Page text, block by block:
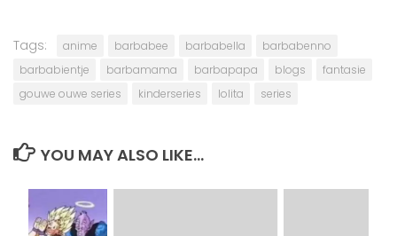
Tags: anime barbabee barbabella
barbabenno
barbabientje
barbamama barbapapa blogs
fantasie
gouwe ouwe series
kinderseries lolita series
YOU MAY ALSO LIKE...